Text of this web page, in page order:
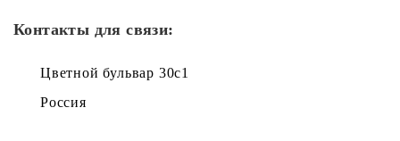
Контакты для связи:
Цветной бульвар 30с1
Россия